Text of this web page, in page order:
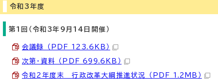
令和3年度
第1回（令和3年9月14日開催）
会議録 （PDF 123.6KB）
次第・資料 （PDF 699.6KB）
令和2年度末 行政改革大綱推進状況 （PDF 1.2MB）